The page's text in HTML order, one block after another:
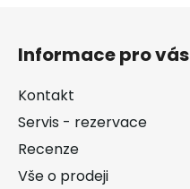
Informace pro vás
Kontakt
Servis - rezervace
Recenze
Vše o prodeji